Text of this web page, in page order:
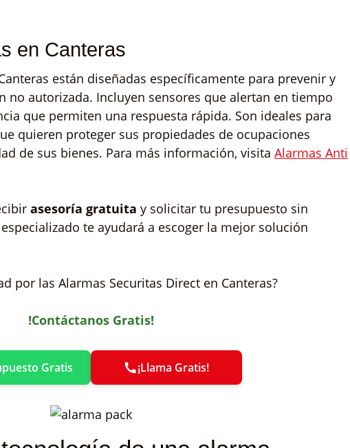
en Canteras
están diseñadas específicamente para prevenir y
no autorizada. Incluyen sensores que alertan en tiempo
que permiten una respuesta rápida. Son ideales para
quieren proteger sus propiedades de ocupaciones
de sus bienes. Para más información, visita Alarmas Anti
asesoría gratuita y solicitar tu presupuesto sin
te ayudará a escoger la mejor solución
por las Alarmas Securitas Direct en Canteras?
!Contáctanos Gratis!
Gratis ¡Llama Gratis!